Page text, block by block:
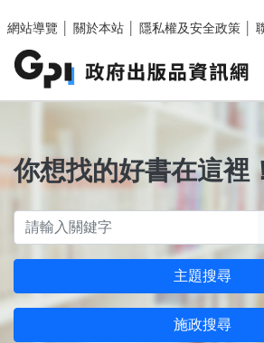
網站導覽
關於本站 隱私權及安全政策
你想找的好書在這裡
主題搜尋
施政搜尋